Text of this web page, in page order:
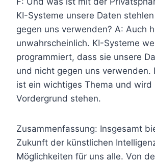
KI-Systeme unsere Daten
gegen uns verwenden? A: Auch
unwahrscheinlich. KI-Systeme
programmiert, dass sie unsere
und nicht gegen uns verwenden.
ist ein wichtiges Thema und wird
Vordergrund stehen.
Zusammenfassung: Insgesamt
Zukunft der künstlichen
Möglichkeiten für uns alle. Von